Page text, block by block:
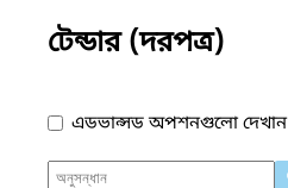
টেন্ডার (দরপত্র)
এডভান্সড অপশনগুলো দেখান